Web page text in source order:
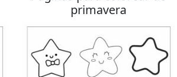
primavera